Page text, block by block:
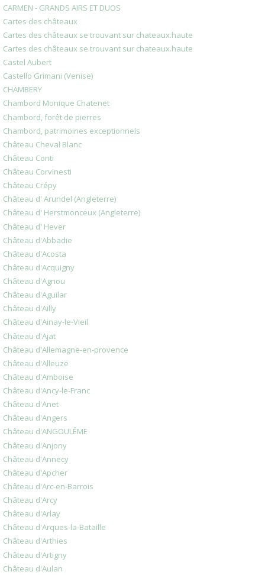
CARMEN - GRANDS AIRS ET DUOS
Cartes des châteaux
Cartes des châteaux se trouvant sur chateaux.haute
Cartes des châteaux se trouvant sur chateaux.haute
Castel Aubert
Castello Grimani (Venise)
CHAMBERY
Chambord Monique Chatenet
Chambord, forêt de pierres
Chambord, patrimoines exceptionnels
Château Cheval Blanc
Château Conti
Château Corvinesti
Château Crépy
Château d' Arundel (Angleterre)
Château d' Herstmonceux (Angleterre)
Château d' Hever
Château d'Abbadie
Château d'Acosta
Château d'Acquigny
Château d'Agnou
Château d'Aguilar
Château d'Ailly
Château d'Ainay-le-Vieil
Château d'Ajat
Château d'Allemagne-en-provence
Château d'Alleuze
Château d'Amboise
Château d'Ancy-le-Franc
Château d'Anet
Château d'Angers
Château d'ANGOULÊME
Château d'Anjony
Château d'Annecy
Château d'Apcher
Château d'Arc-en-Barrois
Château d'Arcy
Château d'Arlay
Château d'Arques-la-Bataille
Château d'Arthies
Château d'Artigny
Château d'Aulan